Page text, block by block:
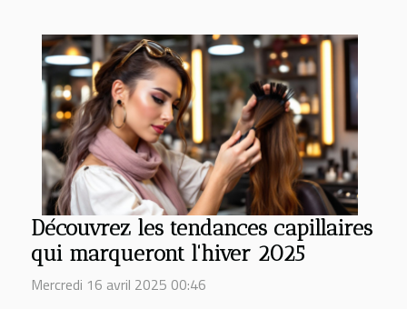
Découvrez les tendances capillaires
qui marqueront l'hiver 2025
Mercredi 16 avril 2025 00:46